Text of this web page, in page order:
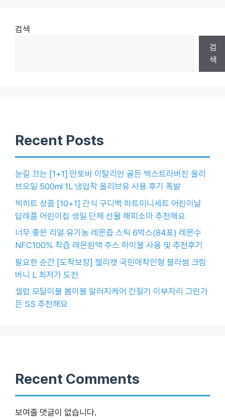
검색
검
색
Recent Posts
눈길 끄는 [1+1] 만토바 이탈리안 골든 엑스트라버진 올리
브오일 500ml 1L 냉압착 올리브유 사용 후기 폭발
빅히트 상품 [10+1] 간식 구디백 하트미니세트 어린이날
답례품 어린이집 생일 단체 선물 해피소마 추천해요
너무 좋은 리얼 유기농 레몬즙 스틱 6박스(84포) 레몬수
NFC100% 착즙 레몬원액 주스 하이볼 사용 및 추천후기
필요한 순간 [도착보장] 젤리캣 국민애착인형 블라썸 크림
버니 L 최저가 도전
셀럽 모달이불 봄이불 알러지케어 간절기 이부자리 그린가
든 SS 추천해요
Recent Comments
보여줄 댓글이 없습니다.